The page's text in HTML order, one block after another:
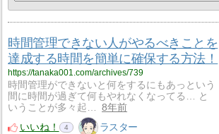
時間管理できない人がやるべきことを
達成する時間を簡単に確保する方法！
https://tanaka001.com/archives/739
時間管理ができないと何をするにもあっという
間に時間が過ぎて何もやれなくなってる… と
いうことが多々起…
8年前
いいね！
4 ラスター